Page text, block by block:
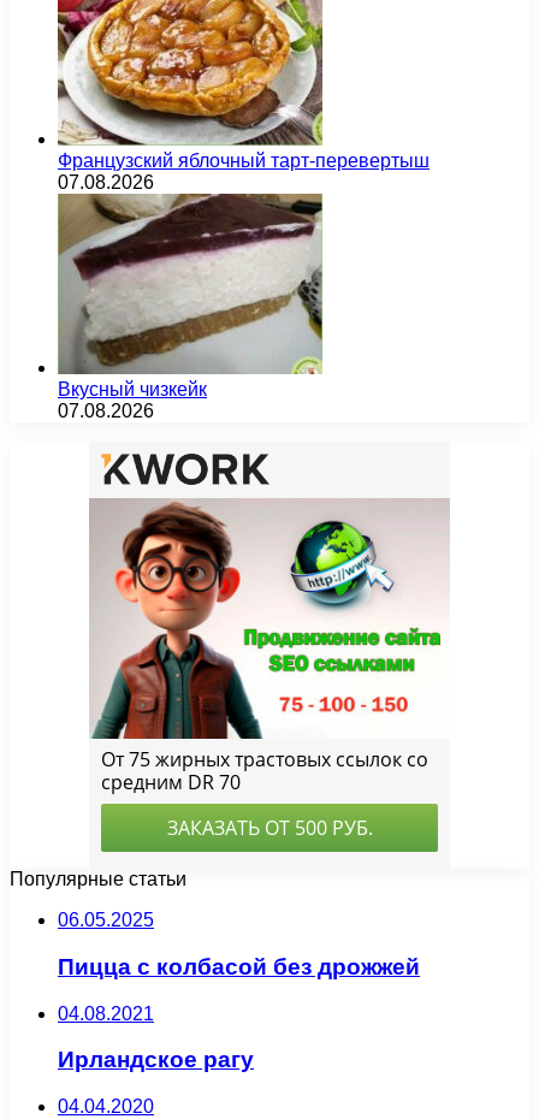
Французский яблочный тарт-перевертыш
07.08.2026
Вкусный чизкейк
07.08.2026
Популярные статьи
06.05.2025
Пицца с колбасой без дрожжей
04.08.2021
Ирландское рагу
04.04.2020